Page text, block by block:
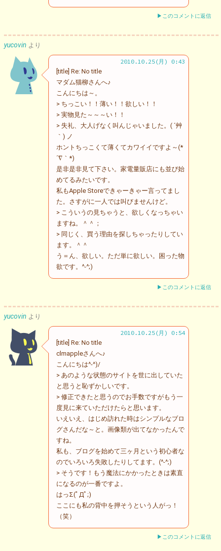
▶このコメントに返信
yucovin より
2010.10.25(月) 0:43
[title] Re: No title
マダム猫柳さんへ♪
こんにちは～。
> ちっこい！！薄い！！欲しい！！
> 実物見た～～～い！！
> 失礼、大人げなく叫んじゃいました。( ´艸
｀) ノ
ホントちっこくて薄くてカワイイですよ～(*
´∇｀*)
是非是非見て下さい。家電量販店にも並び始
めてるみたいです。
私もApple Storeできゃーきゃー言ってまし
た。さすがに一人では叫びませんけど。
> こういうの見ちゃうと、欲しくなっちゃい
ますね。＾＾；
> 同じく、買う理由を探しちゃったりしてい
ます。＾＾
う＝ん、欲しい。ただ単に欲しい。困った物
欲です。^-^;)
▶このコメントに返信
yucovin より
2010.10.25(月) 0:54
[title] Re: No title
clmappleさんへ♪
こんにちは^-^)/
> あのような状態のサイトを世に出していた
と思うと恥ずかしいです。
> 修正できたと思うのでお手数ですがもう一
度見に来ていただけたらと思います。
いえいえ、はじめ訪れた時はシンプルなブロ
グさんだな～と。画像類が出てなかったんで
すね。
私も、ブログを始めて三ヶ月という初心者な
のでいろいろ失敗したりしてます。(^-^;)
> そうです！もう魔法にかかったときは素直
になるのが一番ですよ。
はっΣ(ﾟДﾟ;)
ここにも私の背中を押そうという人がっ！
（笑）
▶このコメントに返信